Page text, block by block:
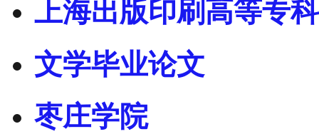
上海出版印刷高等专
文学毕业论文
枣庄学院